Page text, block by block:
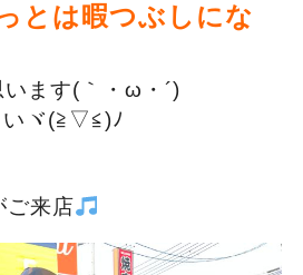
とは暇つぶしにな
ます(｀・ω・´)ゞ
いヾ(≧▽≦)ﾉ
ご来店